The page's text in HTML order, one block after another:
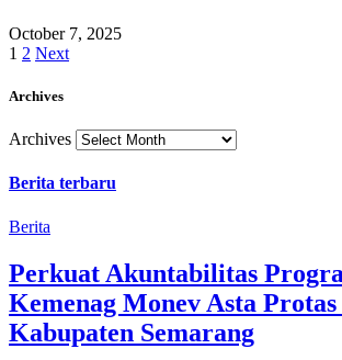
October 7, 2025
1 2 Next
Archives
Archives
Berita terbaru
Berita
Perkuat Akuntabilitas
Kemenag Monev Asta
Kabupaten Semarang